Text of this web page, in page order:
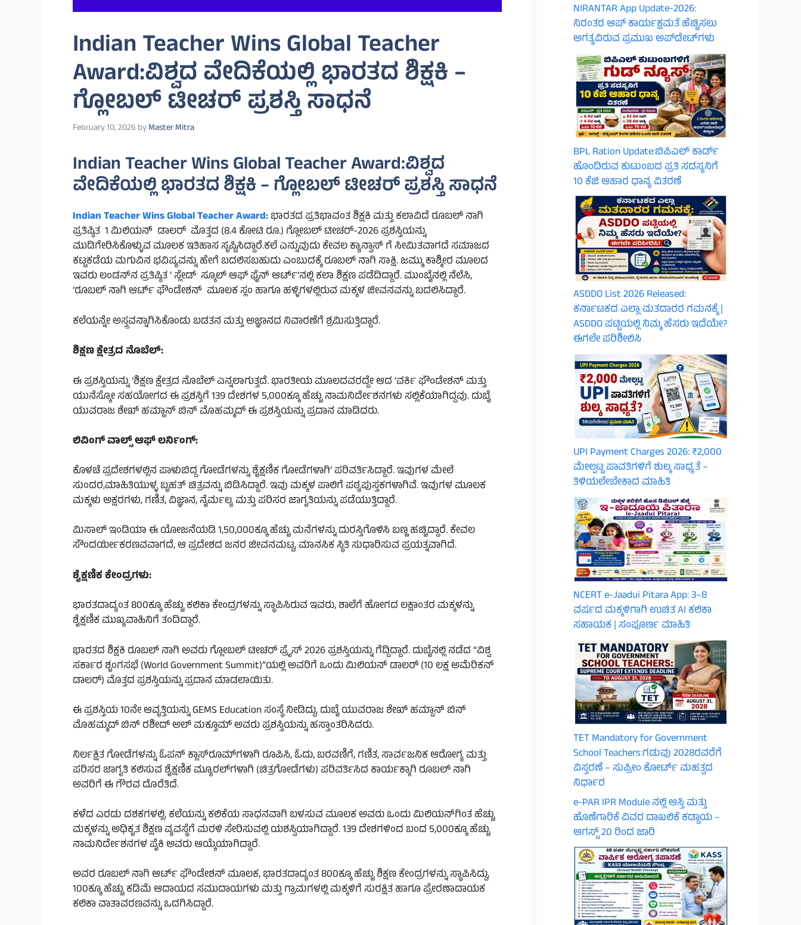
Indian Teacher Wins Global Teacher
Award:ವಿಶ್ವದ ವೇದಿಕೆಯಲ್ಲಿ ಭಾರತದ ಶಿಕ್ಷಕಿ –
ಗ್ಲೋಬಲ್ ಟೀಚರ್ ಪ್ರಶಸ್ತಿ ಸಾಧನೆ
February 10, 2026 byMaster Mitra
Indian Teacher Wins Global Teacher Award:ವಿಶ್ವದ
ವೇದಿಕೆಯಲ್ಲಿ ಭಾರತದ ಶಿಕ್ಷಕಿ – ಗ್ಲೋಬಲ್ ಟೀಚರ್ ಪ್ರಶಸ್ತಿ ಸಾಧನೆ
Indian Teacher Wins Global Teacher Award:ಭಾರತದ ಪ್ರತಿಭಾವಂತ ಶಿಕ್ಷಕಿ ಮತ್ತು ಕಲಾವಿದೆ ರೂಬಲ್ ನಾಗಿ
ಪ್ರತಿಷ್ಠಿತ 1 ಮಿಲಿಯನ್ ಡಾಲರ್ ಮೊತ್ತದ (8.4 ಕೋಟಿ ರೂ.) ಗ್ಲೋಬಲ್ ಟೀಚರ್-2026 ಪ್ರಶಸ್ತಿಯನ್ನು
ಮುಡಿಗೇರಿಸಿಕೊಳ್ಳುವ ಮೂಲಕ ಇತಿಹಾಸ ಸೃಷ್ಟಿಸಿದ್ದಾರೆ.ಕಲೆ ಎನ್ನುವುದು ಕೇವಲ ಕ್ಯಾನ್ವಾಸ್ ಗೆ ಸೀಮಿತವಾಗದೆ ಸಮಾಜದ
ಕಟ್ಟಕಡೆಯ ಮಗುವಿನ ಭವಿಷ್ಯವನ್ನು ಹೇಗೆ ಬದಲಿಸಬಹುದು ಎಂಬುದಕ್ಕೆ ರೂಬಲ್ ನಾಗಿ ಸಾಕ್ಷಿ. ಜಮ್ಮು ಕಾಶ್ಮೀರ ಮೂಲದ
ಇವರು ಲಂಡನ್‌ನ ಪ್ರತಿಷ್ಠಿತ ‘ ಸ್ಲೇಡ್ ಸ್ಕೂಲ್ ಆಫ್ ಫೈನ್ ಆರ್ಟ್‌’ನಲ್ಲಿ ಕಲಾ ಶಿಕ್ಷಣ ಪಡೆದಿದ್ದಾರೆ. ಮುಂಬೈನಲ್ಲಿ ನೆಲೆಸಿ,
‘ರೂಬಲ್ ನಾಗಿ ಆರ್ಟ್ ಫೌಂಡೇಶನ್ ಮೂಲಕ ಸ್ಲಂ ಹಾಗೂ ಹಳ್ಳಿಗಳಲ್ಲಿರುವ ಮಕ್ಕಳ ಜೀವನವನ್ನು ಬದಲಿಸಿದ್ದಾರೆ.
ಕಲೆಯನ್ನೇ ಅಸ್ತ್ರವನ್ನಾಗಿಸಿಕೊಂಡು ಬಡತನ ಮತ್ತು ಅಜ್ಞಾನದ ನಿವಾರಣೆಗೆ ಶ್ರಮಿಸುತ್ತಿದ್ದಾರೆ.
ಶಿಕ್ಷಣ ಕ್ಷೇತ್ರದ ನೊಬೆಲ್:
ಈ ಪ್ರಶಸ್ತಿಯನ್ನು ‘ಶಿಕ್ಷಣ ಕ್ಷೇತ್ರದ ನೊಬೆಲ್ ಎನ್ನಲಾಗುತ್ತದೆ. ಭಾರತೀಯ ಮೂಲದವರದ್ದೇ ಆದ ‘ವರ್ಕಿ ಫೌಂಡೇಶನ್ ಮತ್ತು
ಯುನೆಸ್ಕೋ ಸಹಯೋಗದ ಈ ಪ್ರಶಸ್ತಿಗೆ 139 ದೇಶಗಳ 5,000ಕ್ಕೂ ಹೆಚ್ಚು ನಾಮನಿರ್ದೇಶನಗಳು ಸಲ್ಲಿಕೆಯಾಗಿದ್ದವು. ದುಬೈ
ಯುವರಾಜ ಶೇಖ್ ಹಮ್ಹಾನ್ ಬಿನ್ ಮೊಹಮ್ಮದ್ ಈ ಪ್ರಶಸ್ತಿಯನ್ನು ಪ್ರದಾನ ಮಾಡಿದರು.
ಲಿವಿಂಗ್ ವಾಲ್ಸ್ ಆಫ್ ಲರ್ನಿಂಗ್:
ಕೊಳಚೆ ಪ್ರದೇಶಗಳಲ್ಲಿನ ಪಾಳುಬಿದ್ದ ಗೋಡೆಗಳನ್ನು ಶೈಕ್ಷಣಿಕ ಗೋಡೆಗಳಾಗಿ’ ಪರಿವರ್ತಿಸಿದ್ದಾರೆ. ಇವುಗಳ ಮೇಲೆ
ಸುಂದರ,ಮಾಹಿತಿಯುಳ್ಳ ಬೃಹತ್ ಚಿತ್ರವನ್ನು ಬಿಡಿಸಿದ್ದಾರೆ. ಇವು ಮಕ್ಕಳ ಪಾಲಿಗೆ ಪಠ್ಯಪುಸ್ತಕಗಳಾಗಿವೆ. ಇವುಗಳ ಮೂಲಕ
ಮಕ್ಕಳು ಅಕ್ಷರಗಳು, ಗಣಿತ, ವಿಜ್ಞಾನ, ನೈರ್ಮಲ್ಯ ಮತ್ತು ಪರಿಸರ ಜಾಗೃತಿಯನ್ನು ಪಡೆಯುತ್ತಿದ್ದಾರೆ.
ಮಿಸಾಲ್ ಇಂಡಿಯಾ ಈ ಯೋಜನೆಯಡಿ 1,50,000ಕ್ಕೂ ಹೆಚ್ಚು ಮನೆಗಳನ್ನು ದುರಸ್ತಿಗೊಳಿಸಿ ಬಣ್ಣ ಹಚ್ಚಿದ್ದಾರೆ. ಕೇವಲ
ಸೌಂದರ್ಯೀಕರಣವವಾಗದೆ, ಆ ಪ್ರದೇಶದ ಜನರ ಜೀವನಮಟ್ಟ, ಮಾನಸಿಕ ಸ್ಥಿತಿ ಸುಧಾರಿಸುವ ಪ್ರಯತ್ನವಾಗಿದೆ.
ಶೈಕ್ಷಣಿಕ ಕೇಂದ್ರಗಳು:
ಭಾರತದಾದ್ಯಂತ 800ಕ್ಕೂ ಹೆಚ್ಚು ಕಲಿಕಾ ಕೇಂದ್ರಗಳನ್ನು ಸ್ಥಾಪಿಸಿರುವ ಇವರು, ಶಾಲೆಗೆ ಹೋಗದ ಲಕ್ಷಾಂತರ ಮಕ್ಕಳನ್ನು
ಶೈಕ್ಷಣಿಕ ಮುಖ್ಯವಾಹಿನಿಗೆ ತಂದಿದ್ದಾರೆ.
ಭಾರತದ ಶಿಕ್ಷಕಿ ರೂಬಲ್ ನಾಗಿ ಅವರು ಗ್ಲೋಬಲ್ ಟೀಚರ್ ಪ್ರೈಸ್ 2026 ಪ್ರಶಸ್ತಿಯನ್ನು ಗೆದ್ದಿದ್ದಾರೆ. ದುಬೈನಲ್ಲಿ ನಡೆದ “ವಿಶ್ವ
ಸರ್ಕಾರ ಶೃಂಗಸಭೆ (World Government Summit)”ಯಲ್ಲಿ ಅವರಿಗೆ ಒಂದು ಮಿಲಿಯನ್ ಡಾಲರ್ (10 ಲಕ್ಷ ಅಮೆರಿಕನ್
ಡಾಲರ್) ಮೊತ್ತದ ಪ್ರಶಸ್ತಿಯನ್ನು ಪ್ರದಾನ ಮಾಡಲಾಯಿತು.
ಈ ಪ್ರಶಸ್ತಿಯ 10ನೇ ಆವೃತ್ತಿಯನ್ನು GEMS Education ಸಂಸ್ಥೆ ನೀಡಿದ್ದು, ದುಬೈ ಯುವರಾಜ ಶೇಖ್ ಹಮ್ದಾನ್ ಬಿನ್
ಮೊಹಮ್ಮದ್ ಬಿನ್ ರಶೀದ್ ಅಲ್ ಮಕ್ತೂಮ್ ಅವರು ಪ್ರಶಸ್ತಿಯನ್ನು ಹಸ್ತಾಂತರಿಸಿದರು.
ನಿರ್ಲಕ್ಷಿತ ಗೋಡೆಗಳನ್ನು ಓಪನ್ ಕ್ಲಾಸ್‌ರೂಮ್‌ಗಳಾಗಿ ರೂಪಿಸಿ, ಓದು, ಬರವಣಿಗೆ, ಗಣಿತ, ಸಾರ್ವಜನಿಕ ಆರೋಗ್ಯ ಮತ್ತು
ಪರಿಸರ ಜಾಗೃತಿ ಕಲಿಸುವ ಶೈಕ್ಷಣಿಕ ಮ್ಯೂರಲ್‌ಗಳಾಗಿ (ಚಿತ್ರಗೋಡೆಗಳು) ಪರಿವರ್ತಿಸಿದ ಕಾರ್ಯಕ್ಕಾಗಿ ರೂಬಲ್ ನಾಗಿ
ಅವರಿಗೆ ಈ ಗೌರವ ದೊರೆತಿದೆ.
ಕಳೆದ ಎರಡು ದಶಕಗಳಲ್ಲಿ, ಕಲೆಯನ್ನು ಕಲಿಕೆಯ ಸಾಧನವಾಗಿ ಬಳಸುವ ಮೂಲಕ ಅವರು ಒಂದು ಮಿಲಿಯನ್‌ಗಿಂತ ಹೆಚ್ಚು
ಮಕ್ಕಳನ್ನು ಅಧಿಕೃತ ಶಿಕ್ಷಣ ವ್ಯವಸ್ಥೆಗೆ ಮರಳಿ ಸೇರಿಸುವಲ್ಲಿ ಯಶಸ್ವಿಯಾಗಿದ್ದಾರೆ. 139 ದೇಶಗಳಿಂದ ಬಂದ 5,000ಕ್ಕೂ ಹೆಚ್ಚು
ನಾಮನಿರ್ದೇಶನಗಳ ಪೈಕಿ ಅವರು ಆಯ್ಕೆಯಾಗಿದ್ದಾರೆ.
ಅವರ ರೂಬಲ್ ನಾಗಿ ಆರ್ಟ್ ಫೌಂಡೇಶನ್ ಮೂಲಕ, ಭಾರತದಾದ್ಯಂತ 800ಕ್ಕೂ ಹೆಚ್ಚು ಶಿಕ್ಷಣ ಕೇಂದ್ರಗಳನ್ನು ಸ್ಥಾಪಿಸಿದ್ದು,
100ಕ್ಕೂ ಹೆಚ್ಚು ಕಡಿಮೆ ಆದಾಯದ ಸಮುದಾಯಗಳು ಮತ್ತು ಗ್ರಾಮಗಳಲ್ಲಿ ಮಕ್ಕಳಿಗೆ ಸುರಕ್ಷಿತ ಹಾಗೂ ಪ್ರೇರಣಾದಾಯಕ
ಕಲಿಕಾ ವಾತಾವರಣವನ್ನು ಒದಗಿಸಿದ್ದಾರೆ.
NIRANTAR App Update-2026:
ನಿರಂತರ ಆಪ್ ಕಾರ್ಯಕ್ಷಮತೆ ಹೆಚ್ಚಿಸಲು
ಅಗತ್ಯವಿರುವ ಪ್ರಮುಖ ಅಪ್‌ಡೇಟ್‌ಗಳು
BPL Ration Update:ಬಿಪಿಎಲ್‌ ಕಾರ್ಡ್
ಹೊಂದಿರುವ ಕುಟುಂಬದ ಪ್ರತಿ ಸದಸ್ಯನಿಗೆ
10 ಕೆಜಿ ಆಹಾರ ಧಾನ್ಯ ವಿತರಣೆ
ASDDO List 2026 Released:
ಕರ್ನಾಟಕದ ಎಲ್ಲಾ ಮತದಾರರ ಗಮನಕ್ಕೆ |
ASDDO ಪಟ್ಟಿಯಲ್ಲಿ ನಿಮ್ಮ ಹೆಸರು ಇದೆಯೇ?
ಈಗಲೇ ಪರಿಶೀಲಿಸಿ
UPI Payment Charges 2026: ₹2,000
ಮೇಲ್ಪಟ್ಟ ಪಾವತಿಗಳಿಗೆ ಶುಲ್ಕ ಸಾಧ್ಯತೆ –
ತಿಳಿಯಲೇಬೇಕಾದ ಮಾಹಿತಿ
NCERT e-Jaadui Pitara App: 3–8
ವರ್ಷದ ಮಕ್ಕಳಿಗಾಗಿ ಉಚಿತ AI ಕಲಿಕಾ
ಸಹಾಯಕ | ಸಂಪೂರ್ಣ ಮಾಹಿತಿ
TET Mandatory for Government
School Teachers:ಗಡುವು 2028ರವರೆಗೆ
ವಿಸ್ತರಣೆ – ಸುಪ್ರೀಂ ಕೋರ್ಟ್ ಮಹತ್ವದ
ನಿರ್ಧಾರ
e-PAR IPR Module ನಲ್ಲಿ ಆಸ್ತಿ ಮತ್ತು
ಹೊಣೆಗಾರಿಕೆ ವಿವರ ದಾಖಲಿಕೆ ಕಡ್ಡಾಯ –
ಆಗಸ್ಟ್ 20 ರಿಂದ ಜಾರಿ